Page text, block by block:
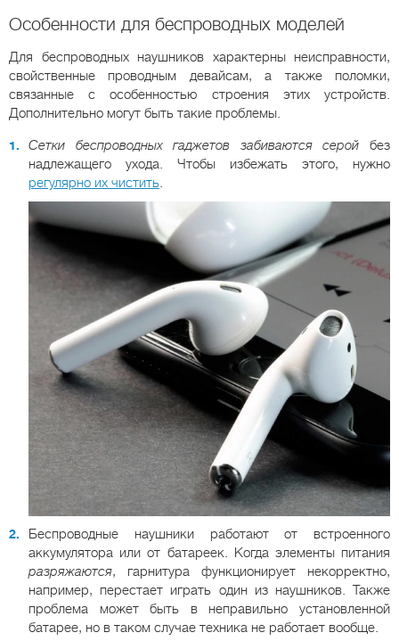
Особенности для беспроводных моделей
Для беспроводных наушников характерны неисправности,
свойственные проводным девайсам, а также поломки,
связанные с особенностью строения этих устройств.
Дополнительно могут быть такие проблемы.
Сетки беспроводных гаджетов забиваются серой без
надлежащего ухода. Чтобы избежать этого, нужно
регулярно их чистить.
Беспроводные наушники работают от встроенного
аккумулятора или от батареек. Когда элементы питания
разряжаются, гарнитура функционирует некорректно,
например, перестает играть один из наушников. Также
проблема может быть в неправильно установленной
батарее, но в таком случае техника не работает вообще.